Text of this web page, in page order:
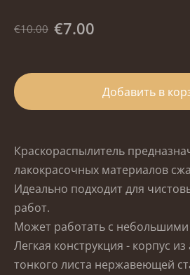
€10.00 €7.00
Добавить в
Краскораспылитель
лакокрасочных материалов
Идеально подходит для
работ.
Может работать с
Легкая конструкция - корпус
тонкого листа нержавеющей